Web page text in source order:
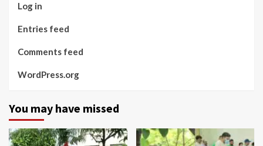
Log in
Entries feed
Comments feed
WordPress.org
You may have missed